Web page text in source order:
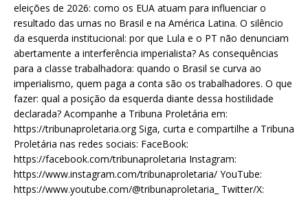
eleições de 2026: como os EUA atuam para influenciar o
resultado das urnas no Brasil e na América Latina. O silêncio
da esquerda institucional: por que Lula e o PT não denunciam
abertamente a interferência imperialista? As consequências
para a classe trabalhadora: quando o Brasil se curva ao
imperialismo, quem paga a conta são os trabalhadores. O que
fazer: qual a posição da esquerda diante dessa hostilidade
declarada? Acompanhe a Tribuna Proletária em:
https://tribunaproletaria.org Siga, curta e compartilhe a Tribuna
Proletária nas redes sociais: FaceBook:
https://facebook.com/tribunaproletaria Instagram:
https://www.instagram.com/tribunaproletaria/ YouTube:
https://www.youtube.com/@tribunaproletaria_ Twitter/X: